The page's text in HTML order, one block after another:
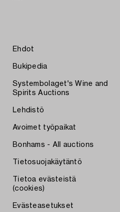
Ehdot
Bukipedia
Systembolaget's Wine and
Spirits Auctions
Lehdistö
Avoimet työpaikat
Bonhams - All auctions
Tietosuojakäytäntö
Tietoa evästeistä
(cookies)
Evästeasetukset